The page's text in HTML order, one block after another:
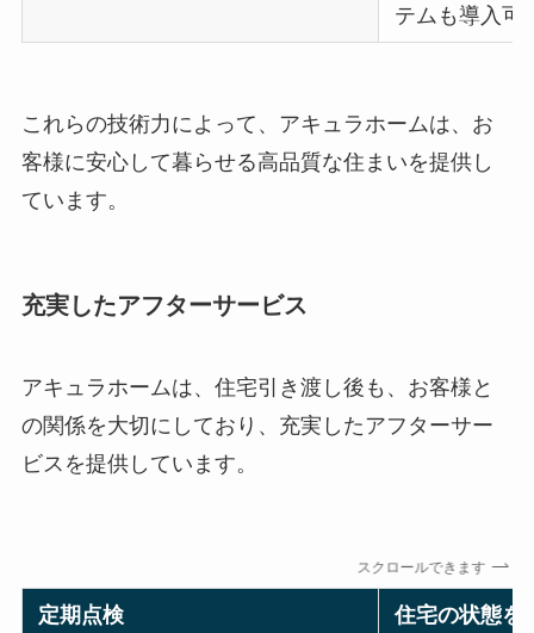
テムも導入可
これらの技術力によって、アキュラホームは、お
客様に安心して暮らせる高品質な住まいを提供し
ています。
充実したアフターサービス
アキュラホームは、住宅引き渡し後も、お客様と
の関係を大切にしており、充実したアフターサー
ビスを提供しています。
スクロールできます
定期点検
住宅の状態を